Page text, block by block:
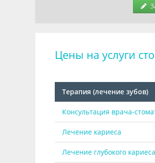
Цены на услуги
Терапия (лечение зубов)
Консультация врача-
Лечение кариеса
Лечение глубокого кариеса